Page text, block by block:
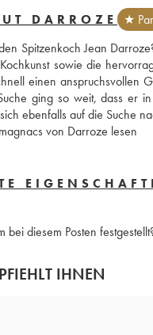
DARROZE
★
Spitzenkoch Jean
sowie die
einen anspruchsvollen
ging so weit, dass er
ebenfalls auf die Suche
von Darroze lesen
bei diesem Posten
IHNEN